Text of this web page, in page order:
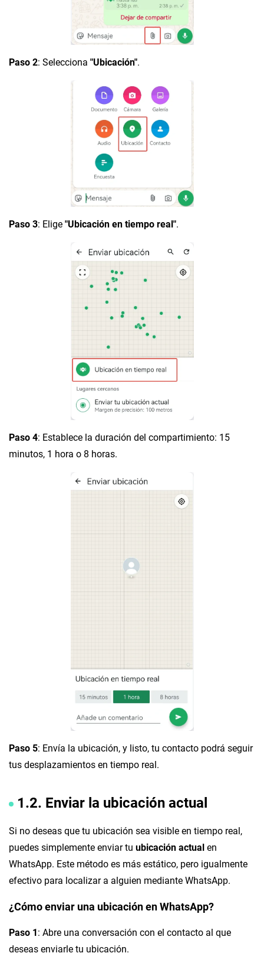
Paso 2: Selecciona "Ubicación".
Paso 3: Elige "Ubicación en tiempo real".
Paso 4: Establece la duración del compartimiento: 15
minutos, 1 hora o 8 horas.
Paso 5: Envía la ubicación, y listo, tu contacto podrá seguir
tus desplazamientos en tiempo real.
1.2. Enviar la ubicación actual
Si no deseas que tu ubicación sea visible en tiempo real,
puedes simplemente enviar tu ubicación actual en
WhatsApp. Este método es más estático, pero igualmente
efectivo para localizar a alguien mediante WhatsApp.
¿Cómo enviar una ubicación en WhatsApp?
Paso 1: Abre una conversación con el contacto al que
deseas enviarle tu ubicación.